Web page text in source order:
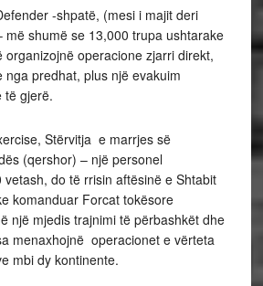
-shpatë, (mesi i majit deri
më shumë se 13,000 trupa ushtarake
organizojnë operacione zjarri direkt,
nga predhat, plus një evakuim
të gjerë.
Stërvitja e marrjes së
(qershor) – një personel
do të rrisin aftësinë e Shtabit
komanduar Forcat tokësore
një mjedis trajnimi të përbashkët dhe
menaxhojnë operacionet e vërteta
mbi dy kontinente.